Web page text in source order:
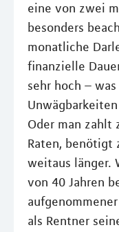
eine von zwei
besonders
monatliche
finanzielle
sehr hoch –
Oder man zahlt
Raten, benötigt
weitaus länger.
von 40 Jahren
als Rentner